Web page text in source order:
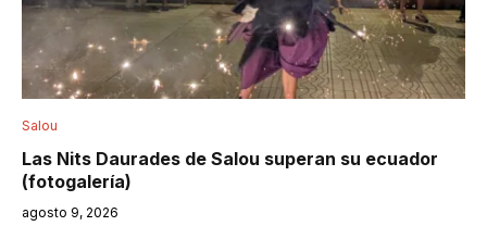
Salou
Las Nits Daurades de Salou superan su ecuador
(fotogalería)
agosto 9, 2026